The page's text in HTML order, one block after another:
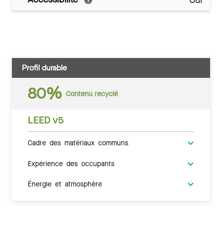
Profil durable
80% Contenu recyclé
LEED v5
Cadre des matériaux communs
Expérience des occupants
Énergie et atmosphère